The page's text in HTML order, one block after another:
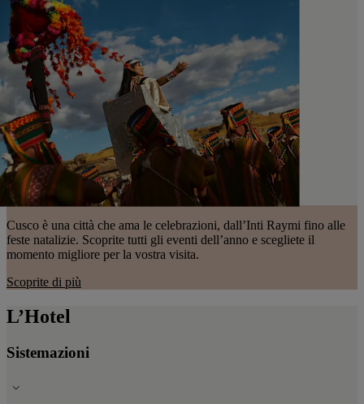
Cusco è una città che ama le celebrazioni, dall’Inti Raymi fino alle
feste natalizie. Scoprite tutti gli eventi dell’anno e scegliete il
momento migliore per la vostra visita.
Scoprite di più
L’Hotel
Sistemazioni